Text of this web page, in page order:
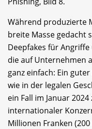
Während produzierte
breite Masse gedacht
Deepfakes für
die auf Unternehmen
ganz einfach: Ein
wie in der legalen
ein Fall im Januar
internationaler
Millionen Franken